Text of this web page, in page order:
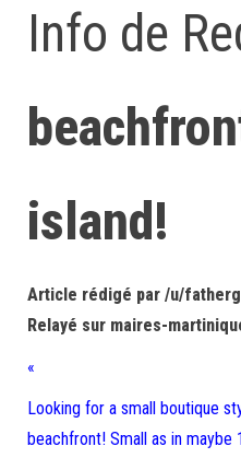
Info de
island!
Article rédigé par /u/
Relayé sur maires-
«
Looking for a small boutique
beachfront! Small as in maybe